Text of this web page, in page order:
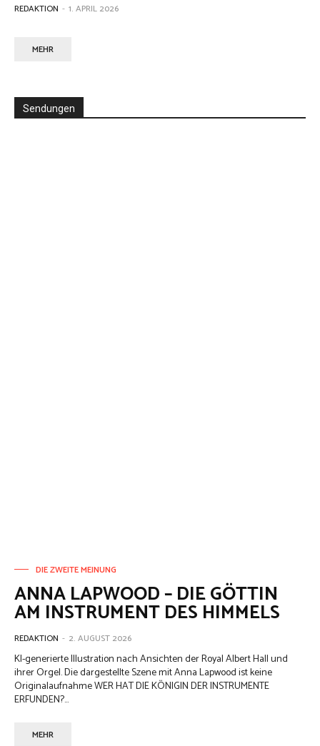
REDAKTION - 1. APRIL 2026
MEHR
Sendungen
DIE ZWEITE MEINUNG
ANNA LAPWOOD – DIE GÖTTIN
AM INSTRUMENT DES HIMMELS
REDAKTION - 2. AUGUST 2026
KI-generierte Illustration nach Ansichten der Royal Albert Hall und
ihrer Orgel. Die dargestellte Szene mit Anna Lapwood ist keine
Originalaufnahme WER HAT DIE KÖNIGIN DER INSTRUMENTE
ERFUNDEN?...
MEHR